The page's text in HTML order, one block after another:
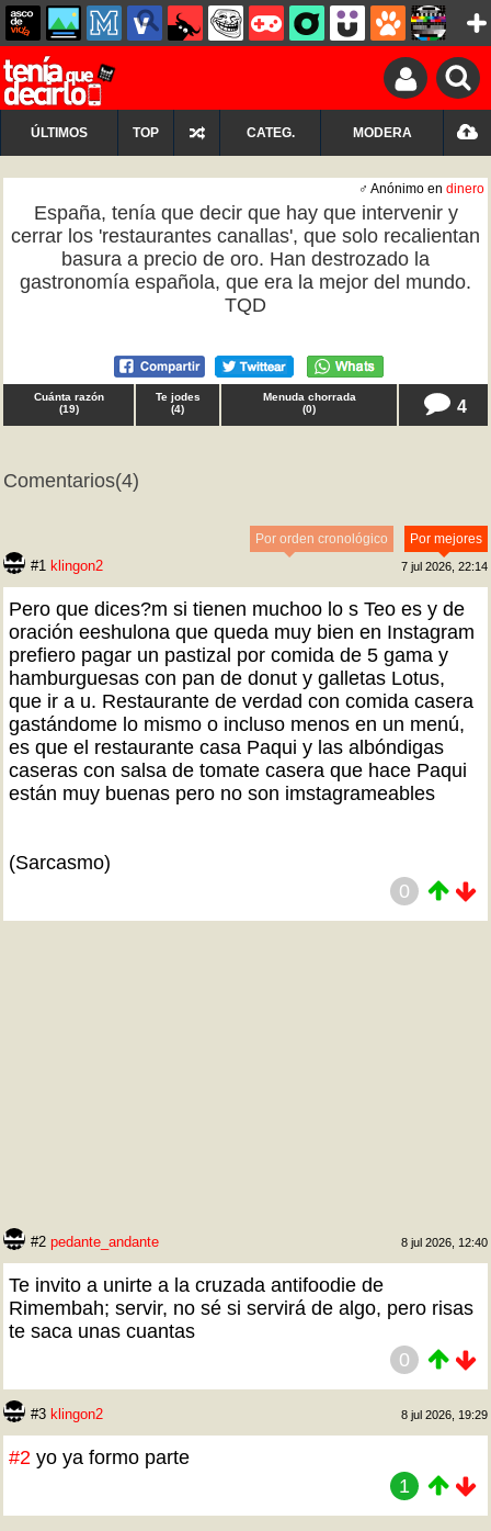
ÚLTIMOS TOP CATEG. MODERA
♂ Anónimo en dinero
España, tenía que decir que hay que intervenir y
cerrar los 'restaurantes canallas', que solo recalientan
basura a precio de oro. Han destrozado la
gastronomía española, que era la mejor del mundo.
TQD
Cuánta razón
(19)
Te jodes
(4)
Menuda chorrada
(0) 4
Comentarios(4)
Por mejores
Por orden cronológico
#1 klingon2 7 jul 2026, 22:14
Pero que dices?m si tienen muchoo lo s Teo es y de
oración eeshulona que queda muy bien en Instagram
prefiero pagar un pastizal por comida de 5 gama y
hamburguesas con pan de donut y galletas Lotus,
que ir a u. Restaurante de verdad con comida casera
gastándome lo mismo o incluso menos en un menú,
es que el restaurante casa Paqui y las albóndigas
caseras con salsa de tomate casera que hace Paqui
están muy buenas pero no son imstagrameables
(Sarcasmo)
0
#2 pedante_andante 8 jul 2026, 12:40
Te invito a unirte a la cruzada antifoodie de
Rimembah; servir, no sé si servirá de algo, pero risas
te saca unas cuantas
0
#3 klingon2 8 jul 2026, 19:29
#2 yo ya formo parte
1